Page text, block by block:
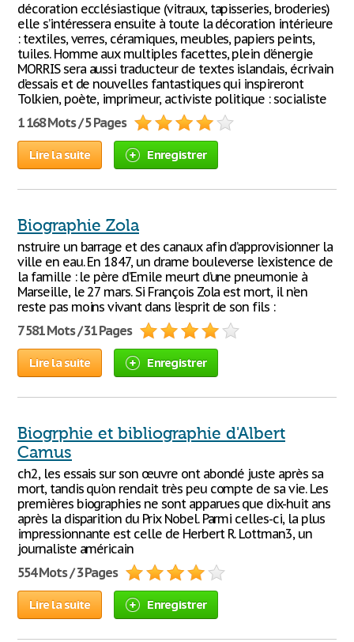
décoration ecclésiastique (vitraux, tapisseries, broderies)
elle s’intéressera ensuite à toute la décoration intérieure
: textiles, verres, céramiques, meubles, papiers peints,
tuiles. Homme aux multiples facettes, plein d’énergie
MORRIS sera aussi traducteur de textes islandais, écrivain
d’essais et de nouvelles fantastiques qui inspireront
Tolkien, poète, imprimeur, activiste politique : socialiste
1 168 Mots / 5 Pages
Lire la suite Enregistrer
Biographie Zola
nstruire un barrage et des canaux afin d’approvisionner la
ville en eau. En 1847, un drame bouleverse l’existence de
la famille : le père d’Emile meurt d’une pneumonie à
Marseille, le 27 mars. Si François Zola est mort, il n’en
reste pas moins vivant dans l’esprit de son fils :
7 581 Mots / 31 Pages
Lire la suite Enregistrer
Biogrphie et bibliographie d'Albert
Camus
ch2, les essais sur son œuvre ont abondé juste après sa
mort, tandis qu'on rendait très peu compte de sa vie. Les
premières biographies ne sont apparues que dix-huit ans
après la disparition du Prix Nobel. Parmi celles-ci, la plus
impressionnante est celle de Herbert R. Lottman3, un
journaliste américain
554 Mots / 3 Pages
Lire la suite Enregistrer